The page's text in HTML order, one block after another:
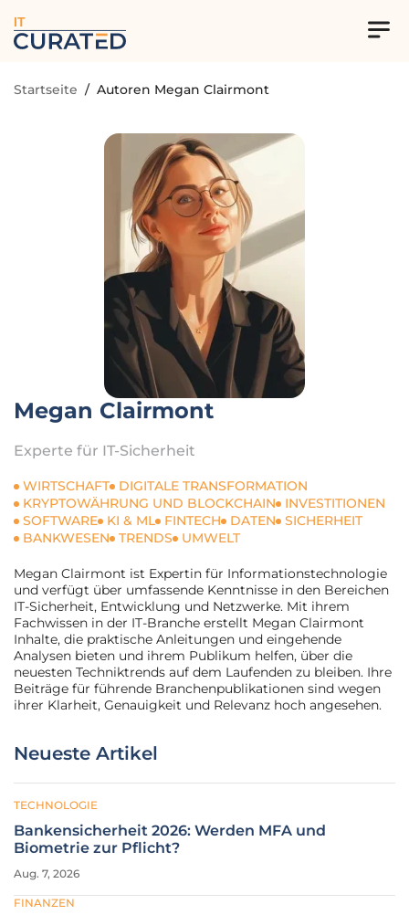
IT
Startseite / Autoren Megan Clairmont
Megan Clairmont
Experte für IT-Sicherheit
WIRTSCHAFT
DIGITALE TRANSFORMATION
KRYPTOWÄHRUNG UND BLOCKCHAIN
INVESTITIONEN
SOFTWARE
KI & ML FINTECH DATEN
SICHERHEIT
BANKWESEN
TRENDS UMWELT
Megan Clairmont ist Expertin für Informationstechnologie
und verfügt über umfassende Kenntnisse in den Bereichen
IT-Sicherheit, Entwicklung und Netzwerke. Mit ihrem
Fachwissen in der IT-Branche erstellt Megan Clairmont
Inhalte, die praktische Anleitungen und eingehende
Analysen bieten und ihrem Publikum helfen, über die
neuesten Techniktrends auf dem Laufenden zu bleiben. Ihre
Beiträge für führende Branchenpublikationen sind wegen
ihrer Klarheit, Genauigkeit und Relevanz hoch angesehen.
Neueste Artikel
TECHNOLOGIE
Bankensicherheit 2026: Werden MFA und
Biometrie zur Pflicht?
Aug. 7, 2026
FINANZEN